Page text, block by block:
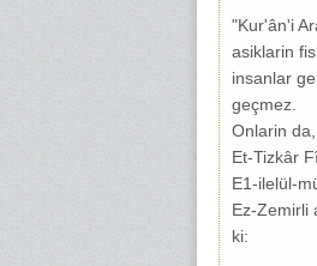
"Kur'ân'i
asiklarin
insanlar
geçmez.
Onlarin
Et-Tizkâr
E1-ilelül-
Ez-Zemirli
ki: